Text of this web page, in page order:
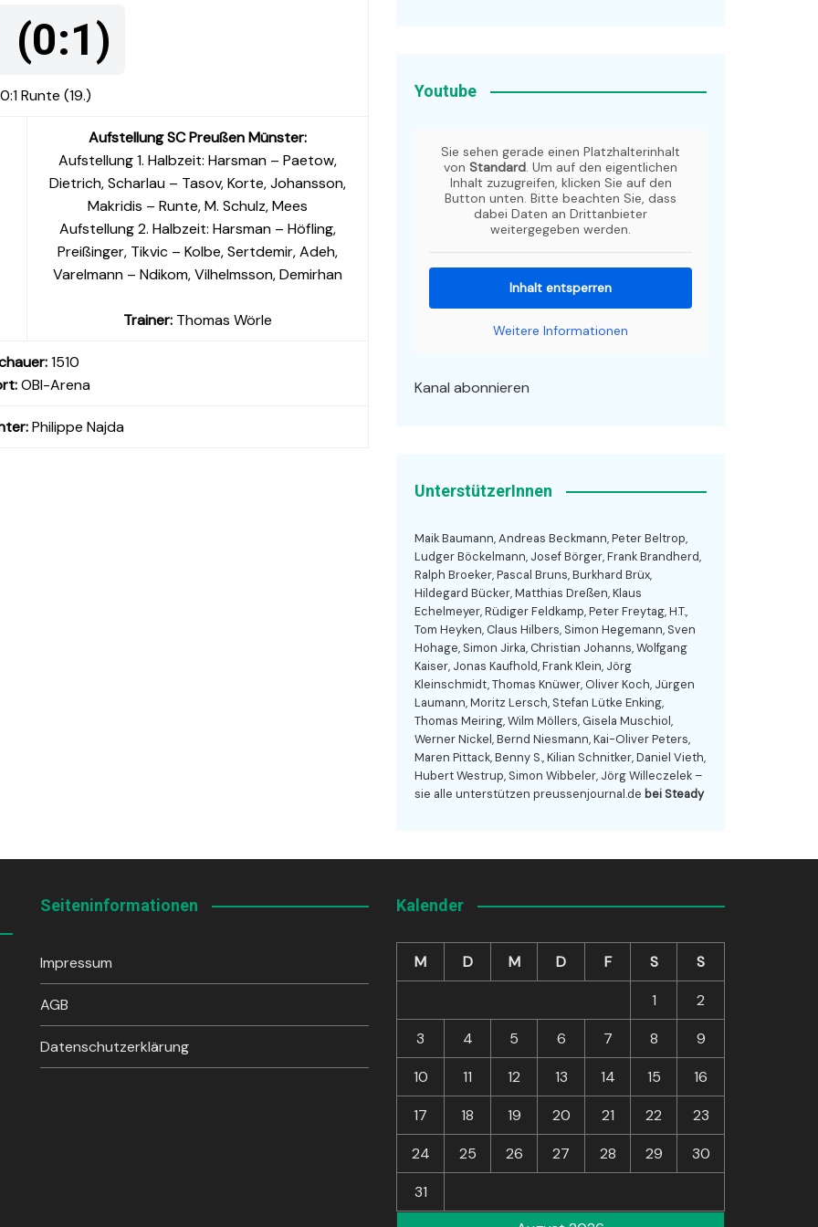
(0:1)
Runte (19.)
Aufstellung SC Preußen Münster:
Aufstellung 1. Halbzeit: Harsman – Paetow,
Dietrich, Scharlau – Tasov, Korte, Johansson,
Makridis – Runte, M. Schulz, Mees
Aufstellung 2. Halbzeit: Harsman – Höfling,
Preißinger, Tikvic – Kolbe, Sertdemir, Adeh,
Varelmann – Ndikom, Vilhelmsson, Demirhan
Trainer: Thomas Wörle
1510
OBI-Arena
Philippe Najda
Youtube
Sie sehen gerade einen Platzhalterinhalt
von Standard. Um auf den eigentlichen
Inhalt zuzugreifen, klicken Sie auf den
Button unten. Bitte beachten Sie, dass
dabei Daten an Drittanbieter
weitergegeben werden.
Inhalt entsperren
Weitere Informationen
Kanal abonnieren
UnterstützerInnen
Maik Baumann, Andreas Beckmann, Peter Beltrop,
Ludger Böckelmann, Josef Börger, Frank Brandherd,
Ralph Broeker, Pascal Bruns, Burkhard Brüx,
Hildegard Bücker, Matthias Dreßen, Klaus
Echelmeyer, Rüdiger Feldkamp, Peter Freytag, H.T.,
Tom Heyken, Claus Hilbers, Simon Hegemann, Sven
Hohage, Simon Jirka, Christian Johanns, Wolfgang
Kaiser, Jonas Kaufhold, Frank Klein, Jörg
Kleinschmidt, Thomas Knüwer, Oliver Koch, Jürgen
Laumann, Moritz Lersch, Stefan Lütke Enking,
Thomas Meiring, Wilm Möllers, Gisela Muschiol,
Werner Nickel, Bernd Niesmann, Kai-Oliver Peters,
Maren Pittack, Benny S., Kilian Schnitker, Daniel Vieth,
Hubert Westrup, Simon Wibbeler, Jörg Willeczelek –
sie alle unterstützen preussenjournal.de bei Steady
Seiteninformationen
Impressum
AGB
Datenschutzerklärung
Kalender
M D M D F S
S
1
2
3
4 5 6 7 8
9
10
11 12 13 14 15
16
17
18 19 20 21 22
23
24
25 26 27 28 29
30
31